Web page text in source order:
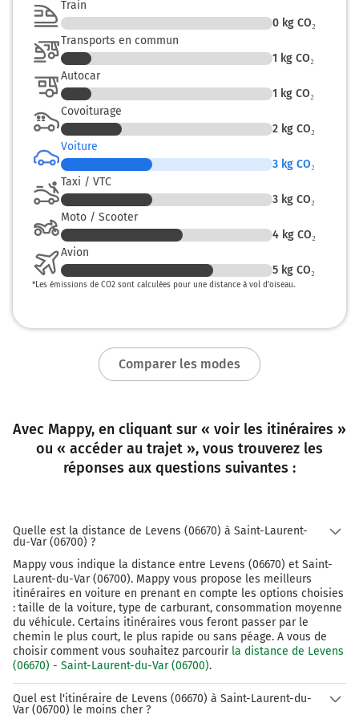
Tourner légèrement à gauche sur la voie et continuer
sur 120 mètres
16,1 km
Au rond-point, prendre la 1ère sortie sur D1 (Route de
la Baronne) et continuer sur 2,8 kilomètres
16,2 km
Au rond-point, prendre la 3ème sortie sur M1 (Route de
la Baronne) et continuer sur 2 kilomètre
19,1 km
Continuer M2209 (Route de Gattières) sur 3,6 kilomètres
21,0 km
des Pugets) et continuer sur 1,3 kilomètre
24,6 km
Tourner légèrement à gauche sur M2209 (Route des
25,9 km
Au rond-point, prendre la 2ème sortie sur M2209
(Avenue du Général Leclerc) et continuer sur 280 mètres
27,5 km
Tourner à droite sur Rue Layet-Bérenger et continuer
sur 5 mètres
0h36 Saint-Laurent-du-Var
06700
Train
0 kg CO₂
Transports en commun
1 kg CO₂
Autocar
1 kg CO₂
Covoiturage
2 kg CO₂
Voiture
3 kg CO₂
Taxi / VTC
3 kg CO₂
Moto / Scooter
4 kg CO₂
Avion
5 kg CO₂
*Les émissions de CO2 sont calculées pour une distance à vol d’oiseau.
Comparer les modes
Avec Mappy, en cliquant sur « voir les itinéraires »
ou « accéder au trajet », vous trouverez les
réponses aux questions suivantes :
Quelle est la distance de Levens (06670) à Saint-Laurent-
du-Var (06700) ?
Mappy vous indique la distance entre Levens (06670) et Saint-
Laurent-du-Var (06700). Mappy vous propose les meilleurs
itinéraires en voiture en prenant en compte les options choisies
: taille de la voiture, type de carburant, consommation moyenne
du véhicule. Certains itinéraires vous feront passer par le
chemin le plus court, le plus rapide ou sans péage. A vous de
choisir comment vous souhaitez parcourir la distance de Levens
(06670) - Saint-Laurent-du-Var (06700).
Quel est l'itinéraire de Levens (06670) à Saint-Laurent-du-
Var (06700) le moins cher ?